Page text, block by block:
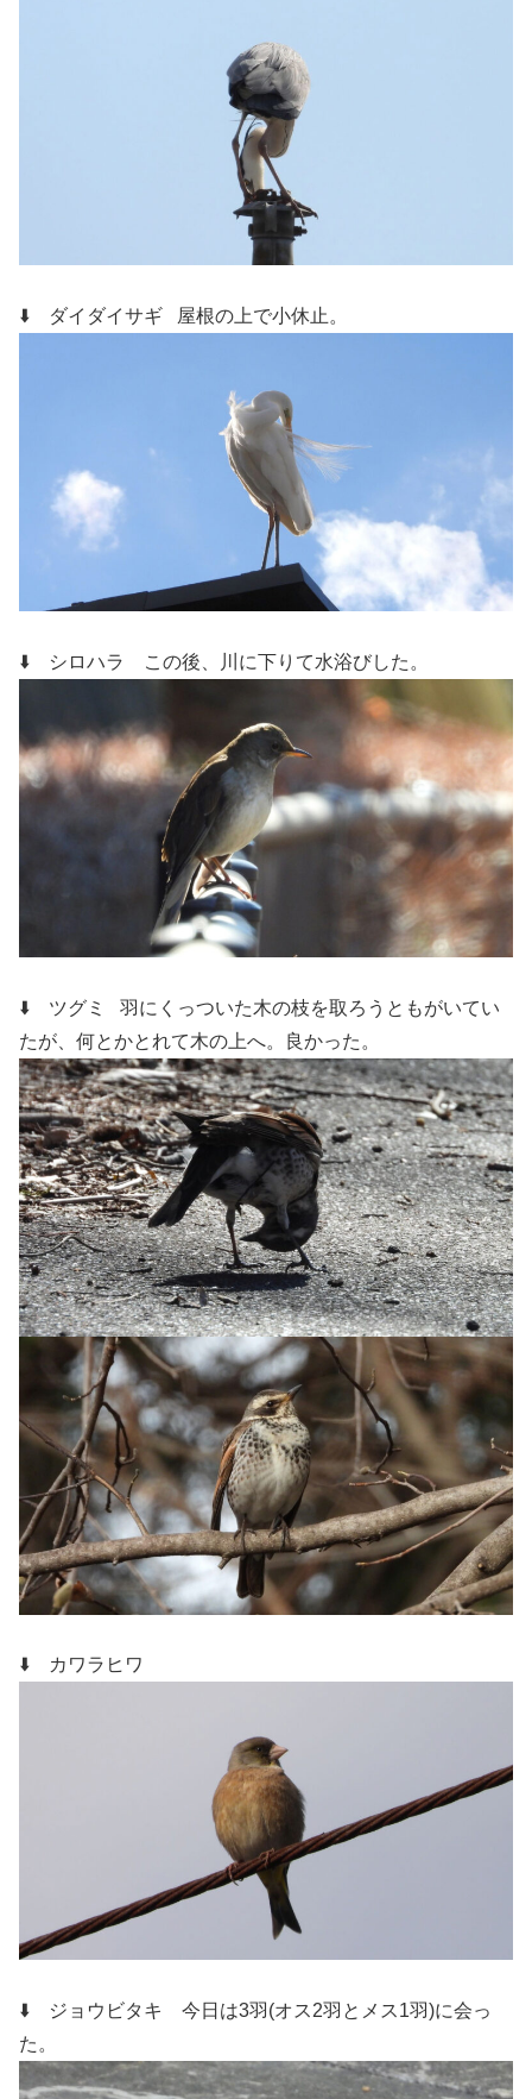
⬇️ ダイダイサギ 屋根の上で小休止。
⬇️ シロハラ この後、川に下りて水浴びした。
⬇️ ツグミ
羽にくっついた木の枝を取ろうともがいてい
たが、何とかとれて木の上へ。良かった。
⬇️ カワラヒワ
⬇️ ジョウビタキ 今日は3羽(オス2羽とメス1羽)に会っ
た。